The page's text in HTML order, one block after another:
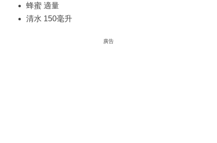
蜂蜜 適量
清水 150毫升
廣告